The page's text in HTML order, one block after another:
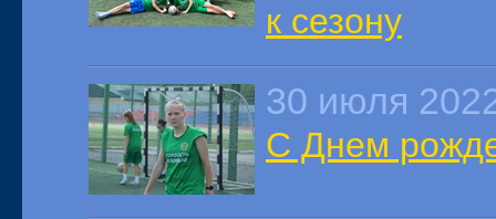
к сезону
30 июля
С Днем